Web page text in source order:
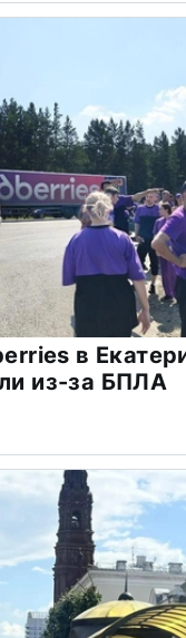
в
из-за БПЛА